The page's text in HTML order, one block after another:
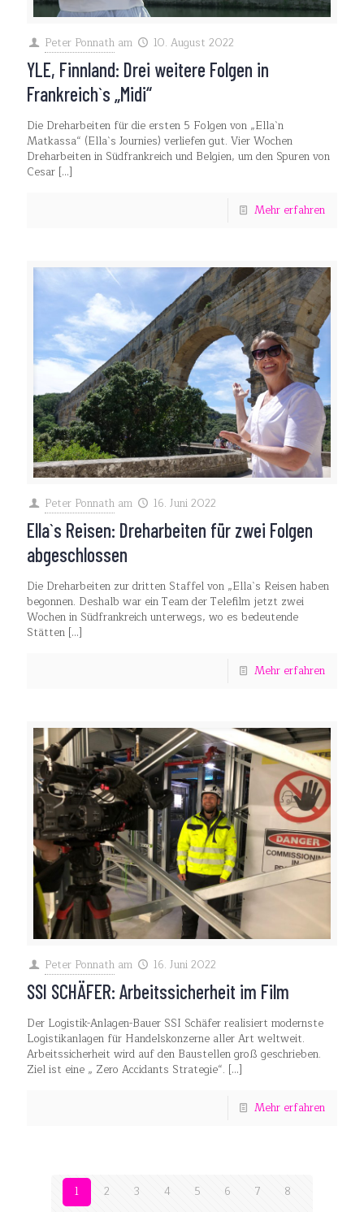
Peter Ponnath am 10. August 2022
YLE, Finnland: Drei weitere Folgen in
Frankreich`s „Midi“
Die Dreharbeiten für die ersten 5 Folgen von „Ella`n
Matkassa“ (Ella`s Journies) verliefen gut. Vier Wochen
Dreharbeiten in Südfrankreich und Belgien, um den Spuren von
Cesar […]
Mehr erfahren
Peter Ponnath am 16. Juni 2022
Ella`s Reisen: Dreharbeiten für zwei Folgen
abgeschlossen
Die Dreharbeiten zur dritten Staffel von „Ella`s Reisen haben
begonnen. Deshalb war ein Team der Telefilm jetzt zwei
Wochen in Südfrankreich unterwegs, wo es bedeutende
Stätten […]
Mehr erfahren
Peter Ponnath am 16. Juni 2022
SSI SCHÄFER: Arbeitssicherheit im Film
Der Logistik-Anlagen-Bauer SSI Schäfer realisiert modernste
Logistikanlagen für Handelskonzerne aller Art weltweit.
Arbeitssicherheit wird auf den Baustellen groß geschrieben.
Ziel ist eine „ Zero Accidants Strategie“. […]
Mehr erfahren
1 2 3 4 5 6 7
8